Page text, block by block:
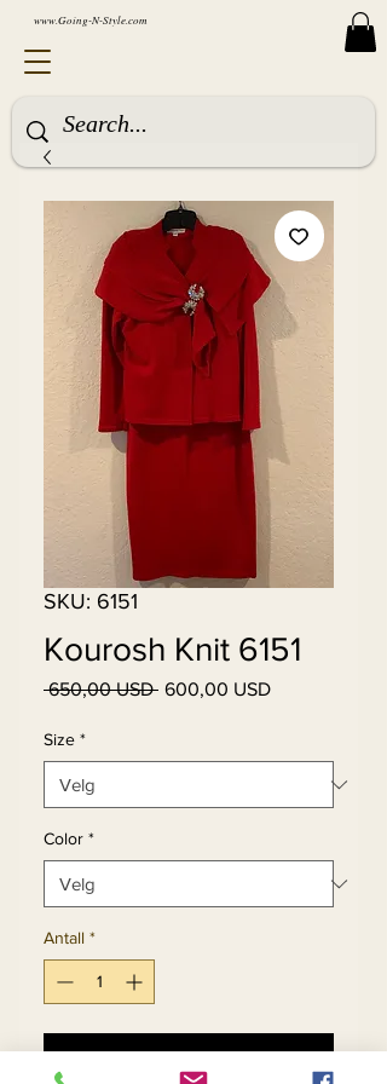
www.Going-N-Style.com
SKU: 6151
Kourosh Knit 6151
650,00 USD Vanlig
600,00 USDSalgspris
Size *
Color *
Antall *
Legg til i handlekurv